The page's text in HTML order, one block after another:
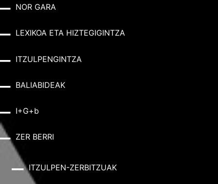
NOR GARA
LEXIKOA ETA HIZTEGIGINTZA
ITZULPENGINTZA
BALIABIDEAK
I+G+b
ZER BERRI
ITZULPEN-ZERBITZUAK